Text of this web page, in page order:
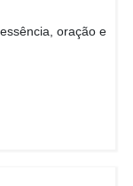
oração e